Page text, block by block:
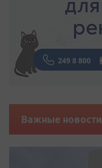
Важные новости